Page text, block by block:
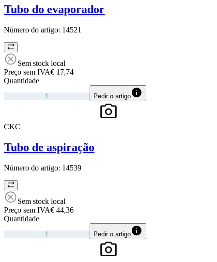
Tubo do evaporador
Número do artigo: 14521
Sem stock local
Preço sem IVA€ 17,74
Quantidade
Pedir o artigo
CKC
Tubo de aspiração
Número do artigo: 14539
Sem stock local
Preço sem IVA€ 44,36
Quantidade
Pedir o artigo